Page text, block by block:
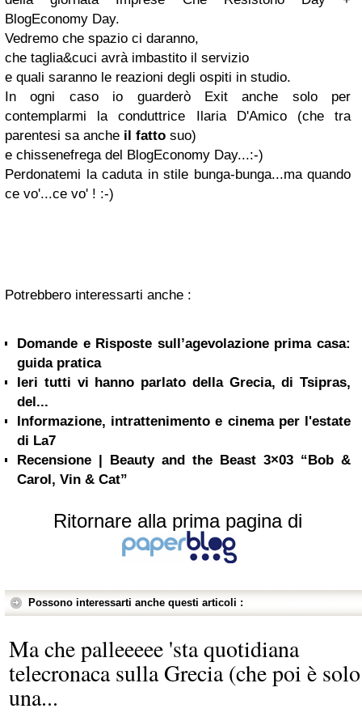
BlogEconomy Day.
Vedremo che spazio ci daranno,
che taglia&cuci avrà imbastito il servizio
e quali saranno le reazioni degli ospiti in studio.
In ogni caso io guarderò Exit anche solo per
contemplarmi la conduttrice Ilaria D'Amico (che tra
parentesi sa anche il fatto suo)
e chissenefrega del BlogEconomy Day...:-)
Perdonatemi la caduta in stile bunga-bunga...ma quando
ce vo'...ce vo' ! :-)
Potrebbero interessarti anche :
Domande e Risposte sull’agevolazione prima casa:
guida pratica
Ieri tutti vi hanno parlato della Grecia, di Tsipras,
del...
Informazione, intrattenimento e cinema per l'estate
di La7
Recensione | Beauty and the Beast 3×03 “Bob &
Carol, Vin & Cat”
Ritornare alla prima pagina di
Possono interessarti anche questi articoli :
Ma che palleeeee 'sta quotidiana
telecronaca sulla Grecia (che poi è solo
una...